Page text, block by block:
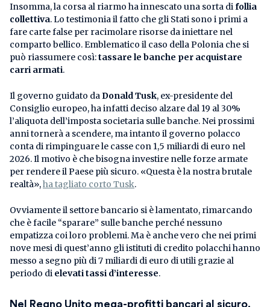
Insomma, la corsa al riarmo ha innescato una sorta difollia
collettiva. Lo testimonia il fatto che gli Stati sono i primi a
fare carte false per racimolare risorse da iniettare nel
comparto bellico. Emblematico il caso della Polonia che si
può riassumere così:tassare le banche per acquistare
carri armati.
Il governo guidato daDonald Tusk, ex-presidente del
Consiglio europeo, ha infatti deciso alzare dal 19 al 30%
l’aliquota dell’imposta societaria sulle banche. Nei prossimi
anni tornerà a scendere, ma intanto il governo polacco
conta di rimpinguare le casse con 1,5 miliardi di euro nel
2026. Il motivo è che bisogna investire nelle forze armate
per rendere il Paese più sicuro. «Questa è la nostra brutale
realtà»,ha tagliato corto Tusk.
Ovviamente il settore bancario si è lamentato, rimarcando
che è facile “sparare” sulle banche perché nessuno
empatizza coi loro problemi. Ma è anche vero che nei primi
nove mesi di quest’anno gli istituti di credito polacchi hanno
messo a segno più di 7 miliardi di euro di utili grazie al
periodo di elevati tassi d’interesse.
Nel Regno Unito mega-profitti bancari al sicuro.